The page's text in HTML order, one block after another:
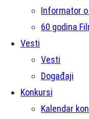
Informator
60 godina
Vesti
Vesti
Događaji
Konkursi
Kalendar